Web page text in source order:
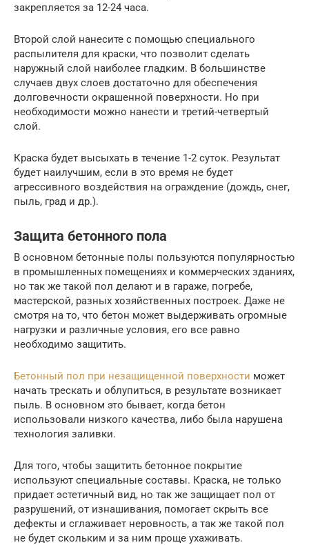
закрепляется за 12-24 часа.
Второй слой нанесите с помощью специального
распылителя для краски, что позволит сделать
наружный слой наиболее гладким. В большинстве
случаев двух слоев достаточно для обеспечения
долговечности окрашенной поверхности. Но при
необходимости можно нанести и третий-четвертый
слой.
Краска будет высыхать в течение 1-2 суток. Результат
будет наилучшим, если в это время не будет
агрессивного воздействия на ограждение (дождь, снег,
пыль, град и др.).
Защита бетонного пола
В основном бетонные полы пользуются популярностью
в промышленных помещениях и коммерческих зданиях,
но так же такой пол делают и в гараже, погребе,
мастерской, разных хозяйственных построек. Даже не
смотря на то, что бетон может выдерживать огромные
нагрузки и различные условия, его все равно
необходимо защитить.
Бетонный пол при незащищенной поверхности может
начать трескать и облупиться, в результате возникает
пыль. В основном это бывает, когда бетон
использовали низкого качества, либо была нарушена
технология заливки.
Для того, чтобы защитить бетонное покрытие
используют специальные составы. Краска, не только
придает эстетичный вид, но так же защищает пол от
разрушений, от изнашивания, помогает скрыть все
дефекты и сглаживает неровность, а так же такой пол
не будет скольким и за ним проще ухаживать.